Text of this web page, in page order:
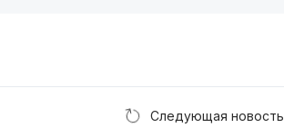
Следующая новость